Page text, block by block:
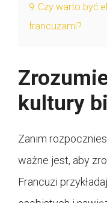
9 Czy warto być
francuzami?
kultury
Zanim
ważne jest, aby
Francuzi